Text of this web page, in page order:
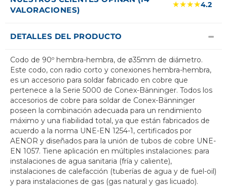
VALORACIONES)
★★★★4.2
DETALLES DEL PRODUCTO
Codo de 90º hembra-hembra, de ø35mm de diámetro.
Este codo, con radio corto y conexiones hembra-hembra,
es un accesorio para soldar fabricado en cobre que
pertenece a la Serie 5000 de Conex-Bänninger. Todos los
accesorios de cobre para soldar de Conex-Bänninger
poseen la combinación adecuada para un rendimiento
máximo y una fiabilidad total, ya que están fabricados de
acuerdo a la norma UNE-EN 1254-1, certificados por
AENOR y diseñados para la unión de tubos de cobre UNE-
EN 1057. Tiene aplicación en múltiples instalaciones: para
instalaciones de agua sanitaria (fría y caliente),
instalaciones de calefacción (tuberías de agua y de fuel-oil)
y para instalaciones de gas (gas natural y gas licuado).